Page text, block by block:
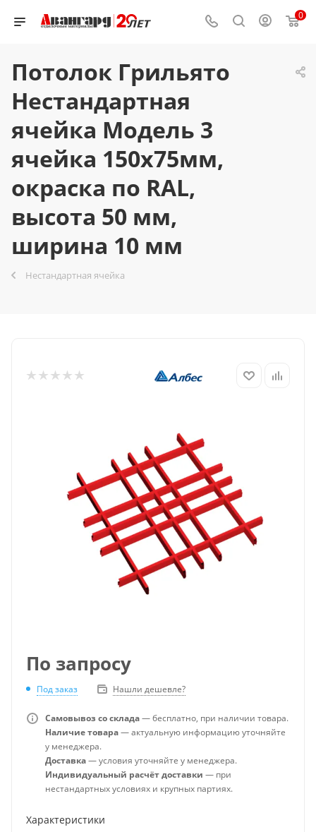
0
Потолок Грильято
Нестандартная
ячейка Модель 3
ячейка 150х75мм,
окраска по RAL,
высота 50 мм,
ширина 10 мм
Нестандартная ячейка
По запросу
Под заказ Нашли дешевле?
Самовывоз со склада— бесплатно, при наличии товара.
Наличие товара— актуальную информацию уточняйте
у менеджера.
Доставка— условия уточняйте у менеджера.
Индивидуальный расчёт доставки — при
нестандартных условиях и крупных партиях.
Характеристики